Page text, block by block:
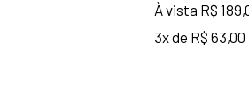
À vista R$
3x de R$ 63,00